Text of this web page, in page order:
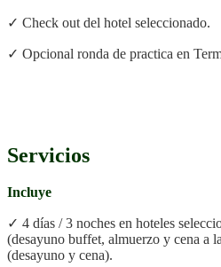
✓ Check out del hotel seleccionado.
✓ Opcional ronda de practica en
Servicios
Incluye
✓ 4 días / 3 noches en hoteles
(desayuno buffet, almuerzo y cena a
(desayuno y cena).